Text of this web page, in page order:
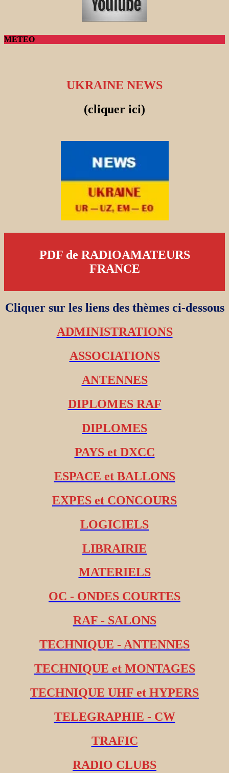
METEO
UKRAINE NEWS
(cliquer ici)
PDF de RADIOAMATEURS
FRANCE
Cliquer sur les liens des thèmes ci-dessous
ADMINISTRATIONS
ASSOCIATIONS
ANTENNES
DIPLOMES RAF
DIPLOMES
PAYS et DXCC
ESPACE et BALLONS
EXPES et CONCOURS
LOGICIELS
LIBRAIRIE
MATERIELS
OC - ONDES COURTES
RAF - SALONS
TECHNIQUE - ANTENNES
TECHNIQUE et MONTAGES
TECHNIQUE UHF et HYPERS
TELEGRAPHIE - CW
TRAFIC
RADIO CLUBS